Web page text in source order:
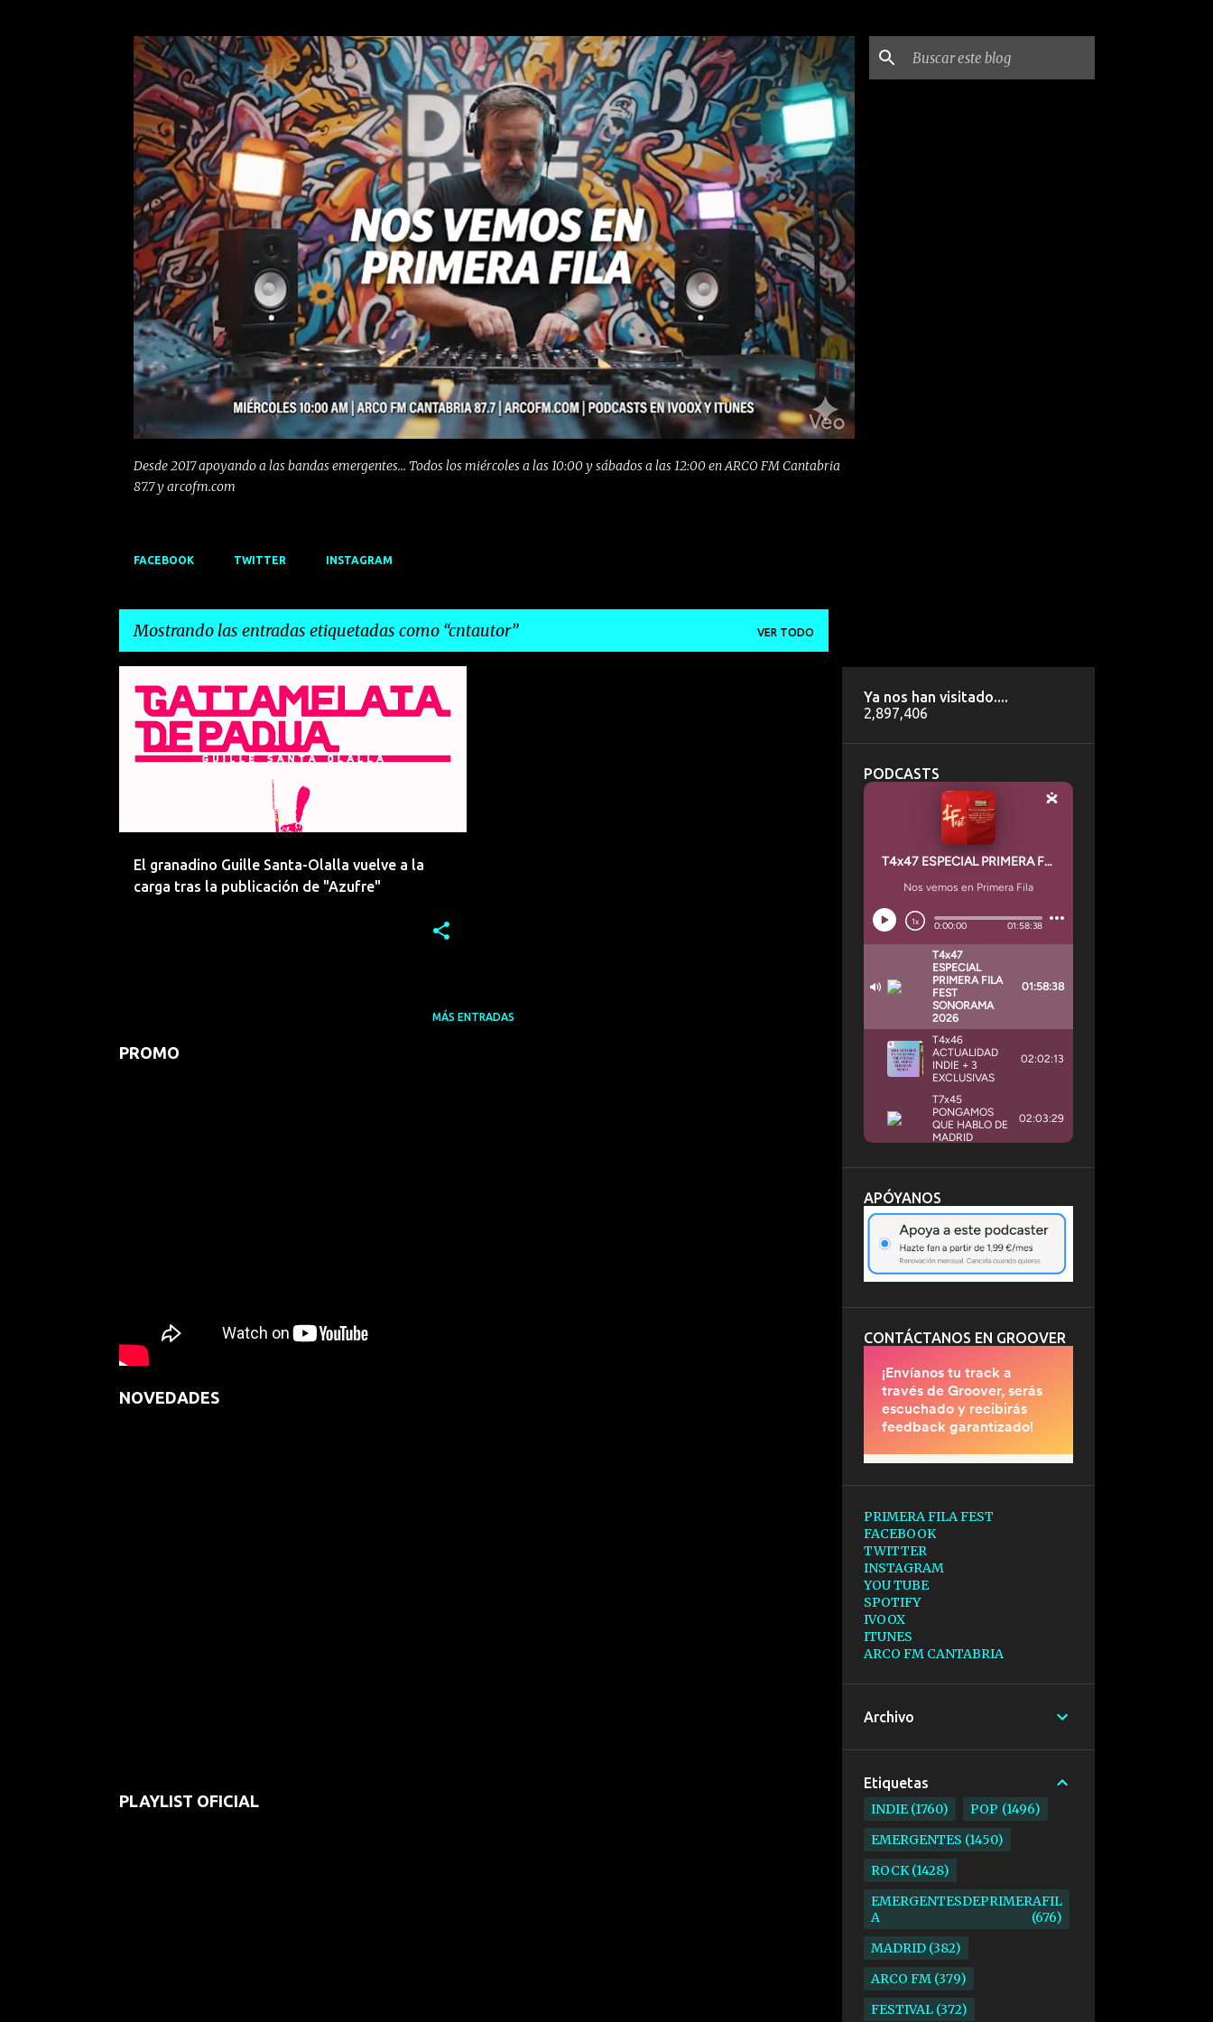
Desde 2017 apoyando a las bandas emergentes... Todos los miércoles a las 10:00 y sábados a las 12:00 en ARCO FM Cantabria
87.7 y arcofm.com
FACEBOOK TWITTER INSTAGRAM
Mostrando las entradas etiquetadas como cntautor VER TODO
El granadino Guille Santa-Olalla vuelve a la
carga tras la publicación de "Azufre"
CNTAUTOR EMERGENTES + 4
MÁS ENTRADAS
PROMO
NOVEDADES
PLAYLIST OFICIAL
Ya nos han visitado....
2,897,406
PODCASTS
APÓYANOS
CONTÁCTANOS EN GROOVER
PRIMERA FILA FEST
FACEBOOK
TWITTER
INSTAGRAM
YOU TUBE
SPOTIFY
IVOOX
ITUNES
ARCO FM CANTABRIA
Archivo
Etiquetas
INDIE 1760 POP 1496
EMERGENTES 1450
ROCK 1428
EMERGENTESDEPRIMERAFIL
A
676
MADRID 382
ARCO FM 379
FESTIVAL 372